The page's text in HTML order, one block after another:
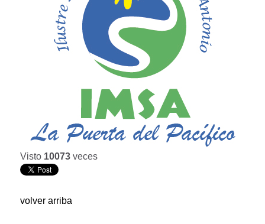
Visto 10073 veces
volver arriba